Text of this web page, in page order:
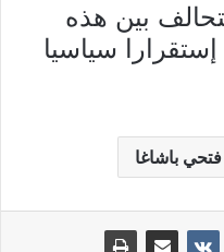
بين هذه
سياسيا
فتحي باشاغا